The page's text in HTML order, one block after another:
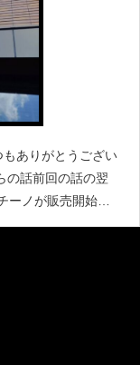
ありがとうござい
の話前回の話の翌
ノが販売開始で